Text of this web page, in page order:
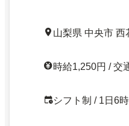
山梨県 中央市 西
時給1,250円 / 交
シフト制 / 1日6